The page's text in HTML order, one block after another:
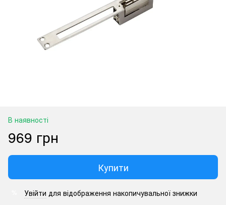
В наявності
969 грн
Купити
Увійти для відображення накопичувальної знижки